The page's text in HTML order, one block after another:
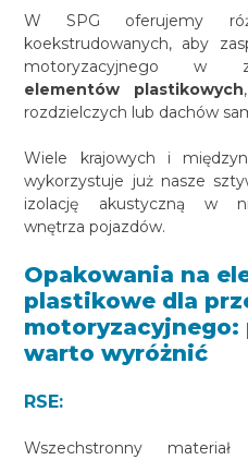
W SPG oferujemy
koekstrudowanych, aby
motoryzacyjnego w
elementów plastikowych
rozdzielczych lub dachów
Wiele krajowych i
wykorzystuje już nasze
izolację akustyczną w
wnętrza pojazdów.
Opakowania na
plastikowe dla
warto wyróżnić
RSE:
Wszechstronny